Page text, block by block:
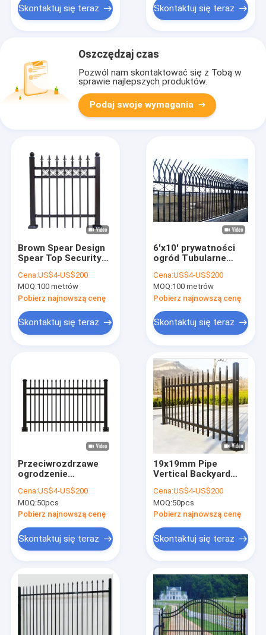
Produkty
Skontaktuj się teraz Skontaktuj się teraz
Oszczędzaj czas
Pozwól nam skontaktować się z Tobą w
sprawie najlepszych produktów.
Podaj swoje wymagania
Brown Spear Design
Spear Top Security
zewnętrzne
Ogrodzenie ze stali
Cena:US$4-US$200
MOQ:100 metrów
Pobierz najnowszą cenę
Skontaktuj się teraz
6'x10' prywatności
ogród Tubularne
odporne na korozję
płyty ogrodzenia
żelazne
Cena:US$4-US$200
MOQ:100 metrów
Pobierz najnowszą cenę
Skontaktuj się teraz
Przeciwrozdrzawe
ogrodzenie
Cena:US$4-US$200
MOQ:50pcs
Pobierz najnowszą cenę
Skontaktuj się teraz
19x19mm Pipe
Vertical Backyard
Fencing Trwały
projekt
Cena:US$4-US$200
MOQ:50pcs
Pobierz najnowszą cenę
Skontaktuj się teraz